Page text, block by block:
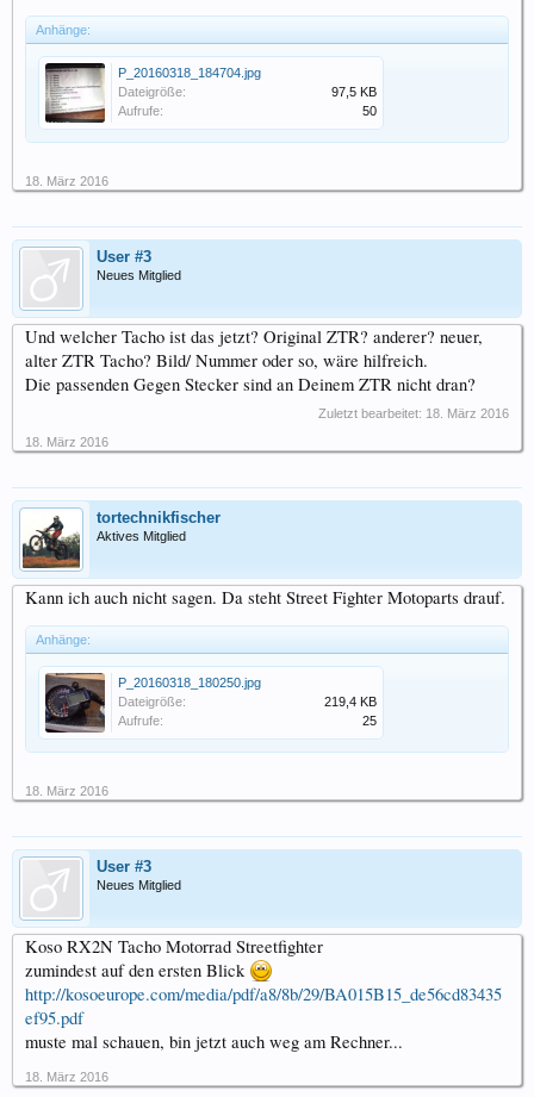
Anhänge:
P_20160318_184704.jpg
Dateigröße:
97,5 KB
Aufrufe:
50
18. März 2016
User #3
Neues Mitglied
Und welcher Tacho ist das jetzt? Original ZTR? anderer? neuer,
alter ZTR Tacho? Bild/ Nummer oder so, wäre hilfreich.
Die passenden Gegen Stecker sind an Deinem ZTR nicht dran?
Zuletzt bearbeitet: 18. März 2016
18. März 2016
tortechnikfischer
Aktives Mitglied
Kann ich auch nicht sagen. Da steht Street Fighter Motoparts drauf.
Anhänge:
P_20160318_180250.jpg
Dateigröße:
219,4 KB
Aufrufe:
25
18. März 2016
User #3
Neues Mitglied
Koso RX2N Tacho Motorrad Streetfighter
zumindest auf den ersten Blick
http://kosoeurope.com/media/pdf/a8/8b/29/BA015B15_de56cd83435
ef95.pdf
muste mal schauen, bin jetzt auch weg am Rechner...
18. März 2016